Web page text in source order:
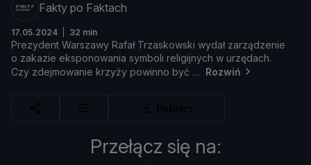
Fakty po Faktach
17.05.2024 32 min
Prezydent Warszawy Rafał Trzaskowski wydał zarządzenie
o zakazie eksponowania symboli religijnych w urzędach.
Czy zdejmowanie krzyży powinno być Rozwiń
Przełącz się na: